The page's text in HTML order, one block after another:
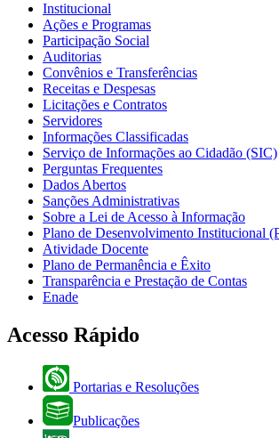
Institucional
Ações e Programas
Participação Social
Auditorias
Convênios e Transferências
Receitas e Despesas
Licitações e Contratos
Servidores
Informações Classificadas
Serviço de Informações ao Cidadão (SIC)
Perguntas Frequentes
Dados Abertos
Sanções Administrativas
Sobre a Lei de Acesso à Informação
Plano de Desenvolvimento Institucional
Atividade Docente
Plano de Permanência e Êxito
Transparência e Prestação de Contas
Enade
Acesso Rápido
Portarias e Resoluções
Publicações